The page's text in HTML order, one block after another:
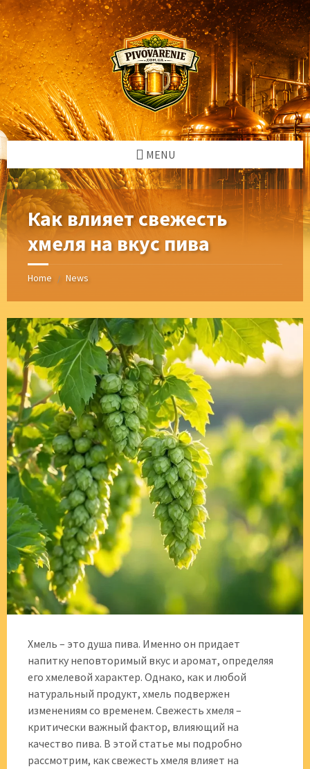
Skip
to
content
Skip
to
left
sidebar
Skip
to
right
sidebar
Skip
to
footer
MENU
Как влияет свежесть
хмеля на вкус пива
Home / News
Хмель – это душа пива. Именно он придает
напитку неповторимый вкус и аромат, определяя
его хмелевой характер. Однако, как и любой
натуральный продукт, хмель подвержен
изменениям со временем. Свежесть хмеля –
критически важный фактор, влияющий на
качество пива. В этой статье мы подробно
рассмотрим, как свежесть хмеля влияет на